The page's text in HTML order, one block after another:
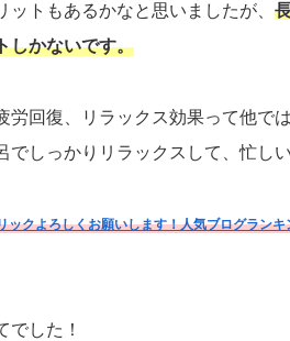
トもあるかなと思いましたが、
しかないです。
労回復、リラックス効果って他で
でしっかりリラックスして、忙し
ックよろしくお願いします！人気ブログランキ
でした！